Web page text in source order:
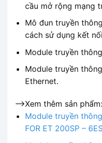
cầu mở rộng mạng
Mô đun truyền
cách sử dụng kết
Module truyền
Module truyền
Ethernet.
-->Xem thêm sản phẩm:
Module truyền
FOR ET 200SP –